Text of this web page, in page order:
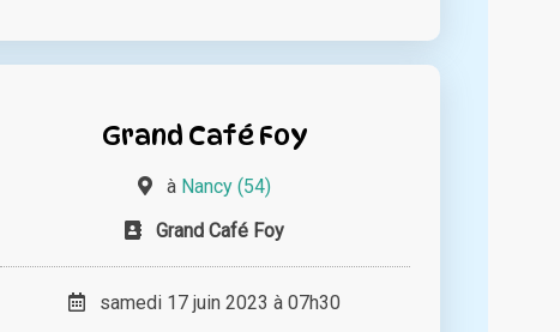
Grand Café Foy
à Nancy (54)
Grand Café Foy
samedi 17 juin 2023 à 07h30